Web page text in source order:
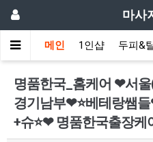
마사
메인 1인샵 두피&
명품한국_홈케어 ❤서
경기남부❤⭐️베테랑쌤
+슈⭐️❤ 명품한국출장